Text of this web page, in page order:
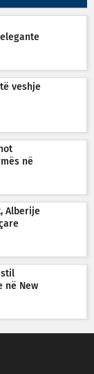
veshje
në
Alberije
stil
në New